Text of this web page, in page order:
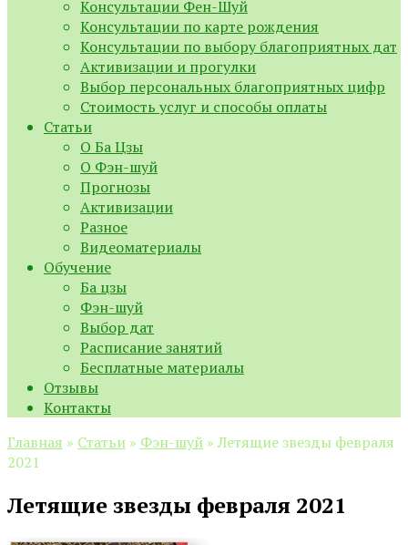
Консультации Фен-Шуй
Консультации по карте рождения
Консультации по выбору благоприятных дат
Активизации и прогулки
Выбор персональных благоприятных цифр
Стоимость услуг и способы оплаты
Статьи
О Ба Цзы
О Фэн-шуй
Прогнозы
Активизации
Разное
Видеоматериалы
Обучение
Ба цзы
Фэн-шуй
Выбор дат
Расписание занятий
Бесплатные материалы
Отзывы
Контакты
Главная » Статьи » Фэн-шуй » Летящие звезды февраля
2021
Летящие звезды февраля 2021